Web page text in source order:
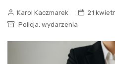
Karol Kaczmarek
21
Policja, wydarzenia